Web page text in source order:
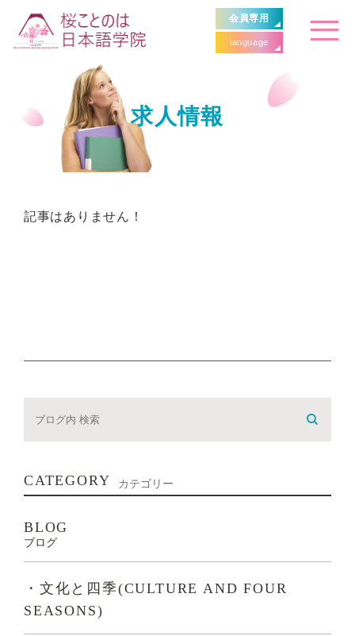
language
会員専用
求人情報
記事はありません！
CATEGORY カテゴリー
BLOG
ブログ
・文化と四季(CULTURE AND FOUR
SEASONS)